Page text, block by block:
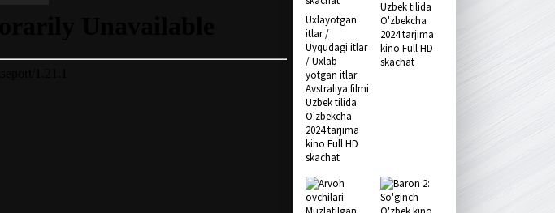
Uxlayotgan
itlar /
Uyqudagi itlar
/ Uxlab
yotgan itlar
Avstraliya filmi
Uzbek tilida
O'zbekcha
2024 tarjima
kino Full HD
skachat
Uzbek tilida
O'zbekcha
2024 tarjima
kino Full HD
skachat